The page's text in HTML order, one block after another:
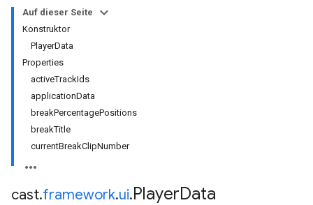
Auf dieser Seite
Konstruktor
PlayerData
Properties
activeTrackIds
applicationData
breakPercentagePositions
breakTitle
currentBreakClipNumber
cast.framework.ui.PlayerData